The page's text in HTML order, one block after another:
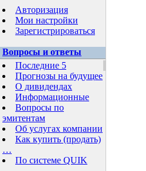
Авторизация
Мои настройки
Зарегистрироваться
Вопросы и ответы
Последние 5
Прогнозы на будущее
О дивидендах
Информационные
Вопросы по
эмитентам
Об услугах компании
Как купить (продать)
…
По системе QUIK